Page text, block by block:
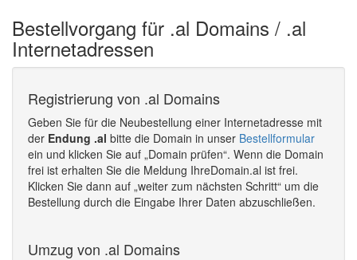
Bestellvorgang für .al Domains / .al
Internetadressen
Registrierung von .al Domains
Geben Sie für die Neubestellung einer Internetadresse mit
der Endung .al bitte die Domain in unser Bestellformular
ein und klicken Sie auf „Domain prüfen“. Wenn die Domain
frei ist erhalten Sie die Meldung IhreDomain.al ist frei.
Klicken Sie dann auf „weiter zum nächsten Schritt“ um die
Bestellung durch die Eingabe Ihrer Daten abzuschließen.
Umzug von .al Domains